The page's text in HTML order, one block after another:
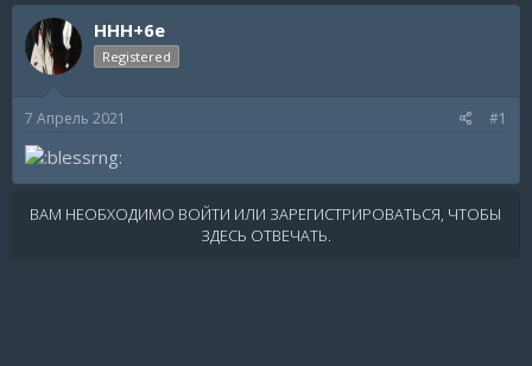
т
о
р
т
м
ы
т
а
н
а
а
HHH+6e
Registered
7 Апрель 2021 #1
ВАМ НЕОБХОДИМО ВОЙТИ ИЛИ ЗАРЕГИСТРИРОВАТЬСЯ, ЧТОБЫ
ЗДЕСЬ ОТВЕЧАТЬ.